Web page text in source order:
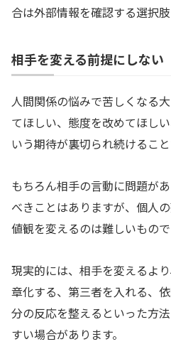
合は外部情報を確認する選択肢
相手を変える前提にしない
人間関係の悩みで苦しくなる
てほしい、態度を改めてほし
いう期待が裏切られ続けること
もちろん相手の言動に問題が
べきことはありますが、個人
値観を変えるのは難しいもので
現実的には、相手を変えるよ
章化する、第三者を入れる、
分の反応を整えるといった方
すい場合があります。